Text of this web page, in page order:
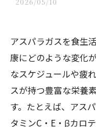
アスパラガスを食生
康にどのような変化
なスケジュールや疲
スが持つ豊富な栄養
す。たとえば、アス
タミンC・E・βカロ